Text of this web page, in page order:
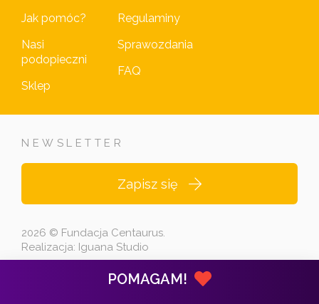
POMAGAM!
Jak pomóc?
Nasi
podopieczni
Sklep
Regulaminy
Sprawozdania
FAQ
NEWSLETTER
Zapisz się
2026 © Fundacja Centaurus.
Realizacja: Iguana Studio